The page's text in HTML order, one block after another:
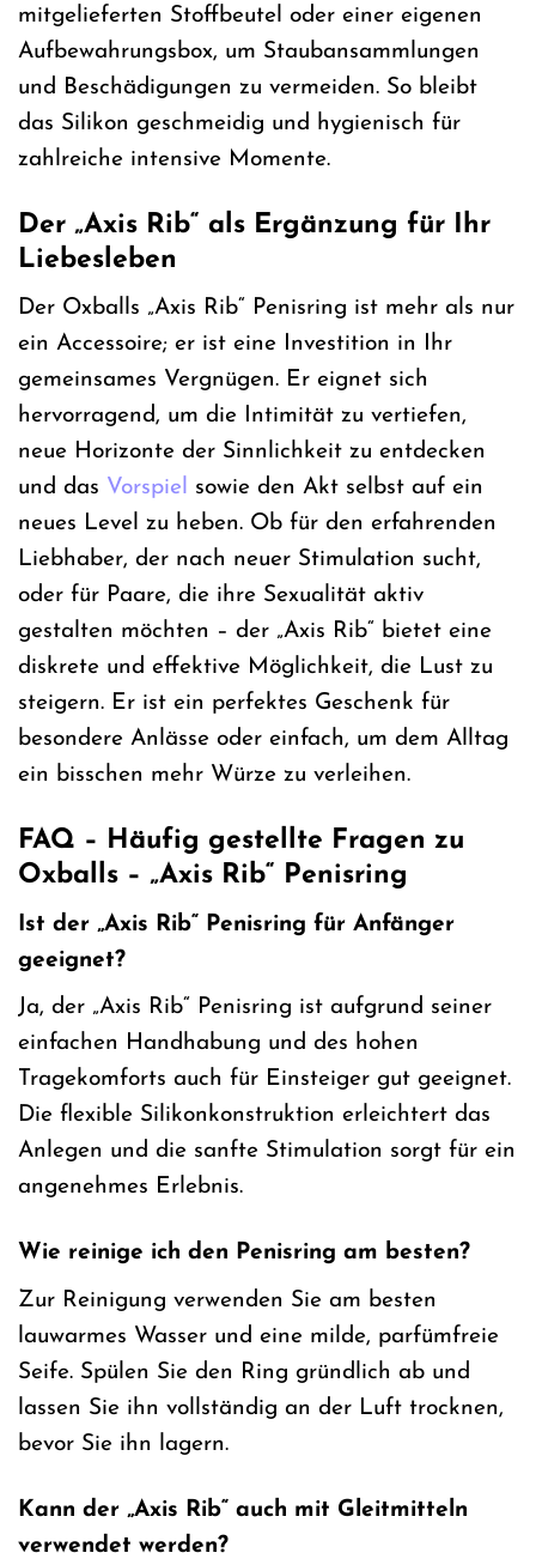
mitgelieferten Stoffbeutel oder einer eigenen
Aufbewahrungsbox, um Staubansammlungen
und Beschädigungen zu vermeiden. So bleibt
das Silikon geschmeidig und hygienisch für
zahlreiche intensive Momente.
Der „Axis Rib“ als Ergänzung für Ihr
Liebesleben
Der Oxballs „Axis Rib“ Penisring ist mehr als nur
ein Accessoire; er ist eine Investition in Ihr
gemeinsames Vergnügen. Er eignet sich
hervorragend, um die Intimität zu vertiefen,
neue Horizonte der Sinnlichkeit zu entdecken
und das Vorspiel sowie den Akt selbst auf ein
neues Level zu heben. Ob für den erfahrenden
Liebhaber, der nach neuer Stimulation sucht,
oder für Paare, die ihre Sexualität aktiv
gestalten möchten – der „Axis Rib“ bietet eine
diskrete und effektive Möglichkeit, die Lust zu
steigern. Er ist ein perfektes Geschenk für
besondere Anlässe oder einfach, um dem Alltag
ein bisschen mehr Würze zu verleihen.
FAQ – Häufig gestellte Fragen zu
Oxballs – „Axis Rib“ Penisring
Ist der „Axis Rib“ Penisring für Anfänger
geeignet?
Ja, der „Axis Rib“ Penisring ist aufgrund seiner
einfachen Handhabung und des hohen
Tragekomforts auch für Einsteiger gut geeignet.
Die flexible Silikonkonstruktion erleichtert das
Anlegen und die sanfte Stimulation sorgt für ein
angenehmes Erlebnis.
Wie reinige ich den Penisring am besten?
Zur Reinigung verwenden Sie am besten
lauwarmes Wasser und eine milde, parfümfreie
Seife. Spülen Sie den Ring gründlich ab und
lassen Sie ihn vollständig an der Luft trocknen,
bevor Sie ihn lagern.
Kann der „Axis Rib“ auch mit Gleitmitteln
verwendet werden?